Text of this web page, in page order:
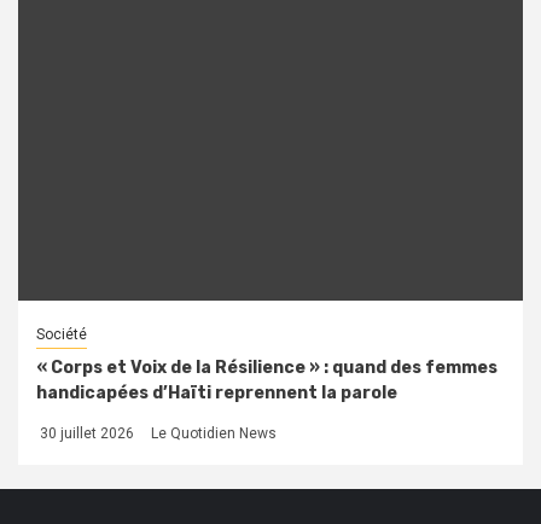
Société
« Corps et Voix de la Résilience » : quand des femmes
handicapées d’Haïti reprennent la parole
30 juillet 2026 Le Quotidien News